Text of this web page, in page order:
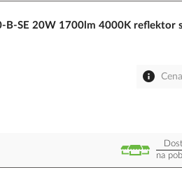
B-SE 20W 1700lm 4000K reflektor
na